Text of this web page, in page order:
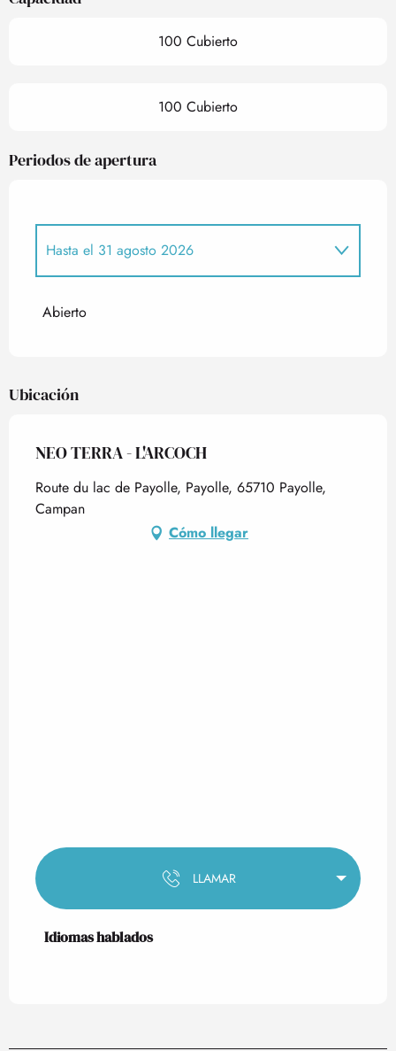
100 Cubierto
100 Cubierto
Periodos de apertura
Del
Del4 mayo 2026
Hasta el 31 agosto 2026
Abierto
Ubicación
NEO TERRA - L'ARCOCH
Route du lac de Payolle, Payolle, 65710 Payolle,
Campan
Cómo llegar
LLAMAR
Idiomas hablados
Idiomas hablados